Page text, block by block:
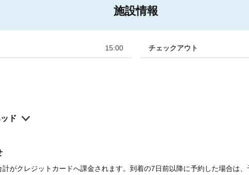
施設情報
15:00 チェックアウト
ド
がクレジットカードへ課金されます。到着の7日前以降に予約した場合は